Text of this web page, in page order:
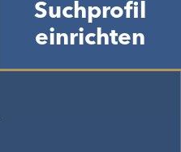
Suchprofil
einrichten